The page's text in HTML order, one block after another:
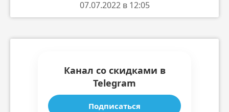
07.07.2022 в 12:05
Канал со скидками в
Telegram
Подписаться